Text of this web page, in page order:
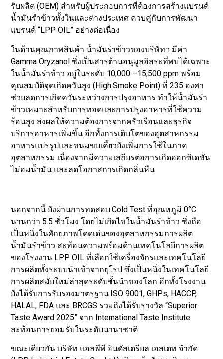
รับผลิต (OEM) สำหรับผู้ประกอบการที่ต้องการสร้างแบรนด์
น้ำมันรำข้าวทั้งในและต่างประเทศ ควบคู่กับการพัฒนา
แบรนด์ “LPP OIL” อย่างต่อเนื่อง
ในด้านคุณภาพสินค้า น้ำมันรำข้าวของบริษัทฯ มีค่า
Gamma Oryzanol ซึ่งเป็นสารต้านอนุมูลอิสระที่พบได้เฉพาะ
ในน้ำมันรำข้าว อยู่ในระดับ 10,000 –15,500 ppm พร้อม
คุณสมบัติจุดเกิดควันสูง (High Smoke Point) ที่ 235 องศา
ช่วยลดการเกิดควันระหว่างการปรุงอาหาร ทำให้น้ำมันรำ
ข้าวเหมาะสำหรับการทอดและการปรุงอาหารที่ใช้ความ
ร้อนสูง ส่งผลให้ความต้องการจากครัวเรือนและธุรกิจ
บริการอาหารเพิ่มขึ้น อีกทั้งการเติบโตของอุตสาหกรรม
อาหารแปรรูปและขนมขบเคี้ยวยังเพิ่มการใช้ในภาค
อุตสาหกรรม เนื่องจากมีความเสถียรต่อการเกิดออกซิเดชัน
ไม่อมน้ำมัน และลดโอกาสการเกิดกลิ่นหืน
นอกจากนี้ ยังผ่านการทดสอบ Cold Test ที่อุณหภูมิ 0°C
นานกว่า 5.5 ชั่วโมง โดยไม่เกิดไขในน้ำมันรำข้าว ซึ่งถือ
เป็นหนึ่งในศักยภาพโดดเด่นของอุตสาหกรรมการผลิต
น้ำมันรำข้าว สะท้อนความพร้อมด้านเทคโนโลยีการผลิต
ของโรงงาน LPP OIL ที่เลือกใช้เครื่องจักรและเทคโนโลยี
การผลิตทั้งระบบนำเข้าจากยุโรป ซึ่งเป็นหนึ่งในเทคโนโลยี
การผลิตสมัยใหม่ล่าสุดระดับชั้นนำของโลก อีกทั้งโรงงาน
ยังได้รับการรับรองมาตรฐาน ISO 9001, GHPs, HACCP,
HALAL, FDA และ BRCGS รวมถึงได้รับรางวัล “Superior
Taste Award 2025” จาก International Taste Institute
สะท้อนการยอมรับในระดับนานาชาติ
ขณะเดียวกัน บริษัท แอลพีพี อินดัสเตรียล เอสเตท จำกัด